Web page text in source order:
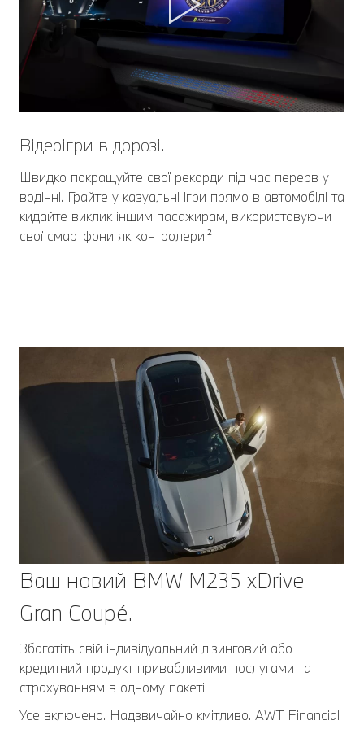
Відеоігри в дорозі.
Швидко покращуйте свої рекорди під час перерв у
водінні. Грайте у казуальні ігри прямо в автомобілі та
кидайте виклик іншим пасажирам, використовуючи
свої смартфони як контролери.²
Ваш новий BMW M235 xDrive
Gran Coupé.
Збагатіть свій індивідуальний лізинговий або
кредитний продукт привабливими послугами та
страхуванням в одному пакеті.
Усе включено. Надзвичайно кмітливо. AWT Financial